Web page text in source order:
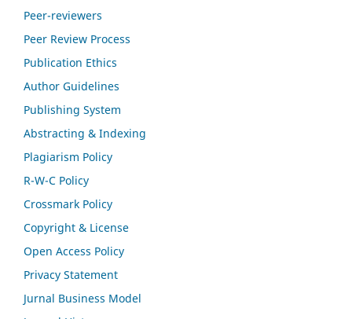
Peer-reviewers
Peer Review Process
Publication Ethics
Author Guidelines
Publishing System
Abstracting & Indexing
Plagiarism Policy
R-W-C Policy
Crossmark Policy
Copyright & License
Open Access Policy
Privacy Statement
Jurnal Business Model